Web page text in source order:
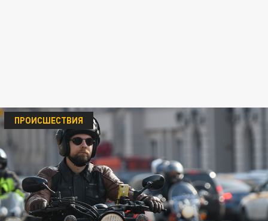
ПРОИСШЕСТВИЯ